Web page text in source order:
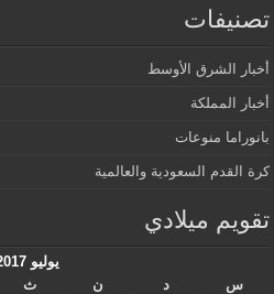
تصنيفات
أخبار الشرق الأوسط
أخبار المملكة
بانوراما منوعات
كرة القدم السعودية والعالمية
تقويم ميلادي
يوليو 2017
س
د ن ث